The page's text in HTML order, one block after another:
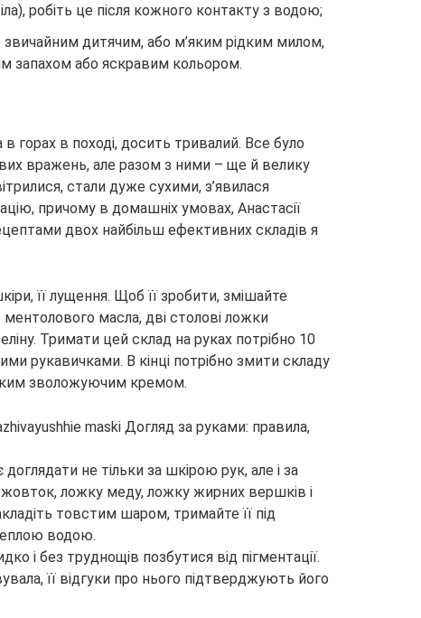
робіть це після кожного контакту з водою;
звичайним дитячим, або м’яким рідким милом,
запахом або яскравим кольором.
горах в поході, досить тривалий. Все було
вражень, але разом з ними – ще й велику
стали дуже сухими, з’явилася
причому в домашніх умовах, Анастасії
двох найбільш ефективних складів я
її лущення. Щоб її зробити, змішайте
масла, дві столові ложки
Тримати цей склад на руках потрібно 10
рукавичками. В кінці потрібно змити складу
зволожуючим кремом.
не тільки за шкірою рук, але і за
жовток, ложку меду, ложку жирних вершків і
товстим шаром, тримайте її під
водою.
і без труднощів позбутися від пігментації.
її відгуки про нього підтверджують його